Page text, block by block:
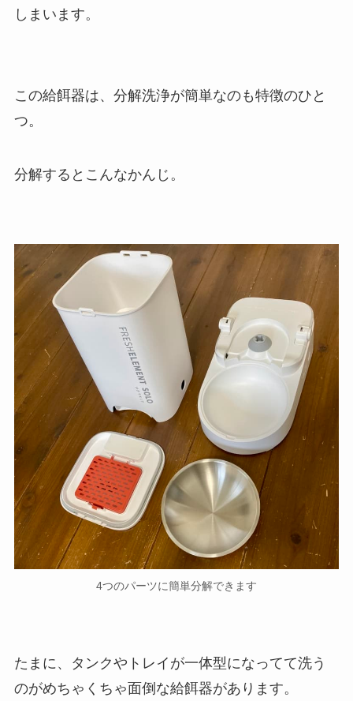
しまいます。
この給餌器は、分解洗浄が簡単なのも特徴のひと
つ。
分解するとこんなかんじ。
4つのパーツに簡単分解できます
たまに、タンクやトレイが一体型になってて洗う
のがめちゃくちゃ面倒な給餌器があります。